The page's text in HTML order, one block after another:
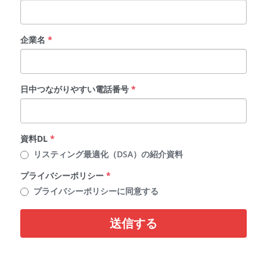
企業名 *
日中つながりやすい電話番号*
資料DL*
リスティング最適化（DSA）の紹介資料
プライバシーポリシー*
プライバシーポリシーに同意する
送信する